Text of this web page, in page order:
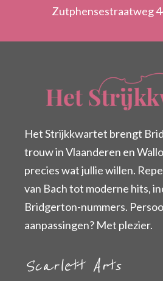
Zutphensestraatweg
Het Strijkkwartet brengt
trouw in Vlaanderen en
precies wat jullie willen.
van Bach tot moderne hits,
Bridgerton-nummers.
aanpassingen? Met plezier.
Scarlett Arts